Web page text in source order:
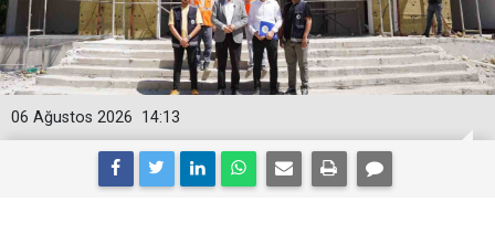
14:13
06 Ağustos 2026